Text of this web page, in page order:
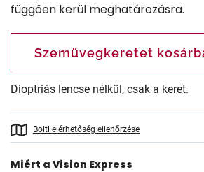
függően kerül meghatározásra.
Szemüvegkeretet
Dioptriás lencse nélkül, csak a keret.
Bolti elérhetőség ellenőrzése
Miért a Vision Express